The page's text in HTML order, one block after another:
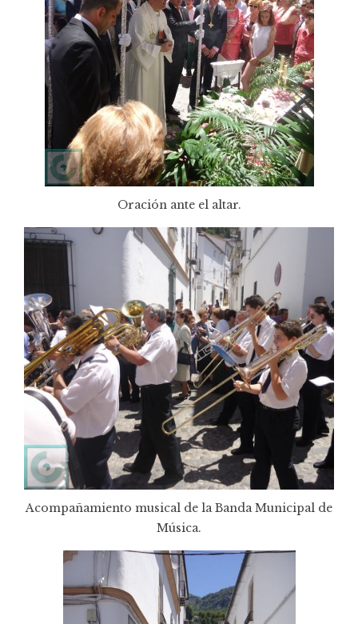
Oración ante el altar.
Acompañamiento musical de la Banda Municipal de
Música.